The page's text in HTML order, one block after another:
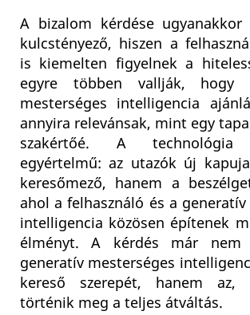
A bizalom kérdése
kulcstényező, hiszen a
is kiemelten figyelnek a
egyre többen vallják, hogy
mesterséges intelligencia
annyira relevánsak, mint egy
szakértőé. A technológia
egyértelmű: az utazók új
keresőmező, hanem a
ahol a felhasználó és a
intelligencia közösen építenek
élményt. A kérdés már
generatív mesterséges
kereső szerepét, hanem az,
történik meg a teljes átváltás.